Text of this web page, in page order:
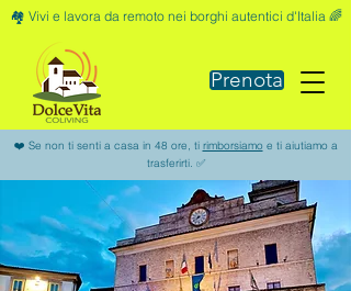
🏘️ Vivi e lavora da remoto nei borghi autentici d'Italia 🌈
Prenota
❤️ Se non ti senti a casa in 48 ore, ti rimborsiamoe ti aiutiamo a
trasferirti. ✅